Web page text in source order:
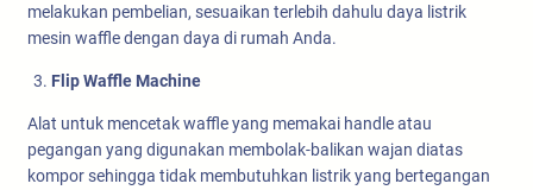
melakukan pembelian, sesuaikan terlebih dahulu daya listrik
mesin waffle dengan daya di rumah Anda.
Flip Waffle Machine
Alat untuk mencetak waffle yang memakai handle atau
pegangan yang digunakan membolak-balikan wajan diatas
kompor sehingga tidak membutuhkan listrik yang bertegangan